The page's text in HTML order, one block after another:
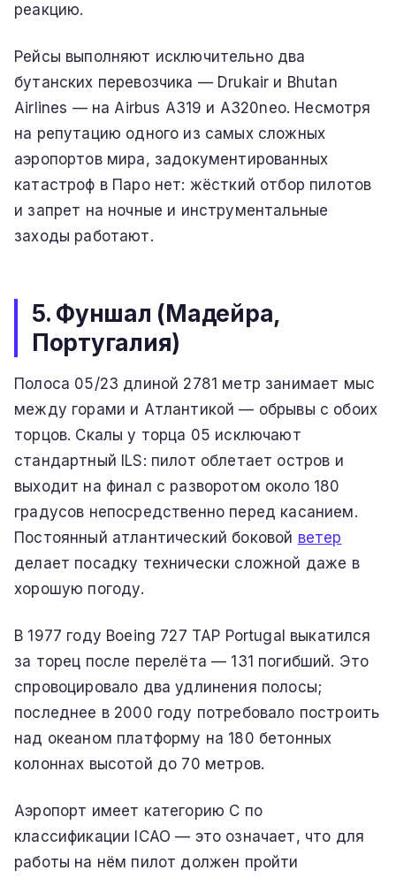
реакцию.
Рейсы выполняют исключительно два
бутанских перевозчика — Drukair и Bhutan
Airlines — на Airbus A319 и A320neo. Несмотря
на репутацию одного из самых сложных
аэропортов мира, задокументированных
катастроф в Паро нет: жёсткий отбор пилотов
и запрет на ночные и инструментальные
заходы работают.
5. Фуншал (Мадейра,
Португалия)
Полоса 05/23 длиной 2781 метр занимает мыс
между горами и Атлантикой — обрывы с обоих
торцов. Скалы у торца 05 исключают
стандартный ILS: пилот облетает остров и
выходит на финал с разворотом около 180
градусов непосредственно перед касанием.
Постоянный атлантический боковой ветер
делает посадку технически сложной даже в
хорошую погоду.
В 1977 году Boeing 727 TAP Portugal выкатился
за торец после перелёта — 131 погибший. Это
спровоцировало два удлинения полосы;
последнее в 2000 году потребовало построить
над океаном платформу на 180 бетонных
колоннах высотой до 70 метров.
Аэропорт имеет категорию C по
классификации ICAO — это означает, что для
работы на нём пилот должен пройти